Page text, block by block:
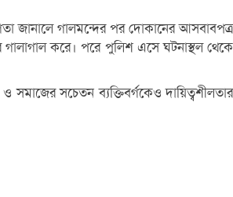
জানালে গালমন্দের পর দোকানের আসবাবপত্র
গালাগাল করে। পরে পুলিশ এসে ঘটনাস্থল থেকে
সচেতন ব্যক্তিবর্গকেও দায়িত্বশীলতার